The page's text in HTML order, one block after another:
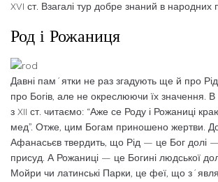
XVI ст. Взагалі тур добре знаний в народних
Род і Рожаниця
Давні пам´ятки не раз згадують ще й про
про Богів, але не окреслюючи їх значення.
з XII ст. читаємо: “Аже се Роду і Рожаниці
мед”. Отже, цим Богам приношено жертви.
Афанасьєв твердить, що Рід — це Бог долі
присуд. А Рожаниці — це Богині людської
Мойри чи латинські Парки, це феї, що